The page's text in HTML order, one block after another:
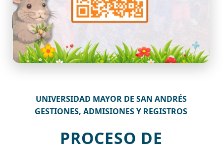
UNIVERSIDAD MAYOR DE SAN ANDRÉS
GESTIONES, ADMISIONES Y REGISTROS
PROCESO DE